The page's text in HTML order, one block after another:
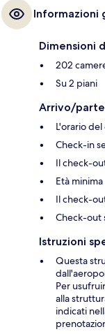
Informazioni
Dimensioni
202
Su 2 piani
Arrivo/
L'orario
Check-in
Il check-
Età
Il check-
Check-out
Istruzioni
Questa
Per
alla
indicati